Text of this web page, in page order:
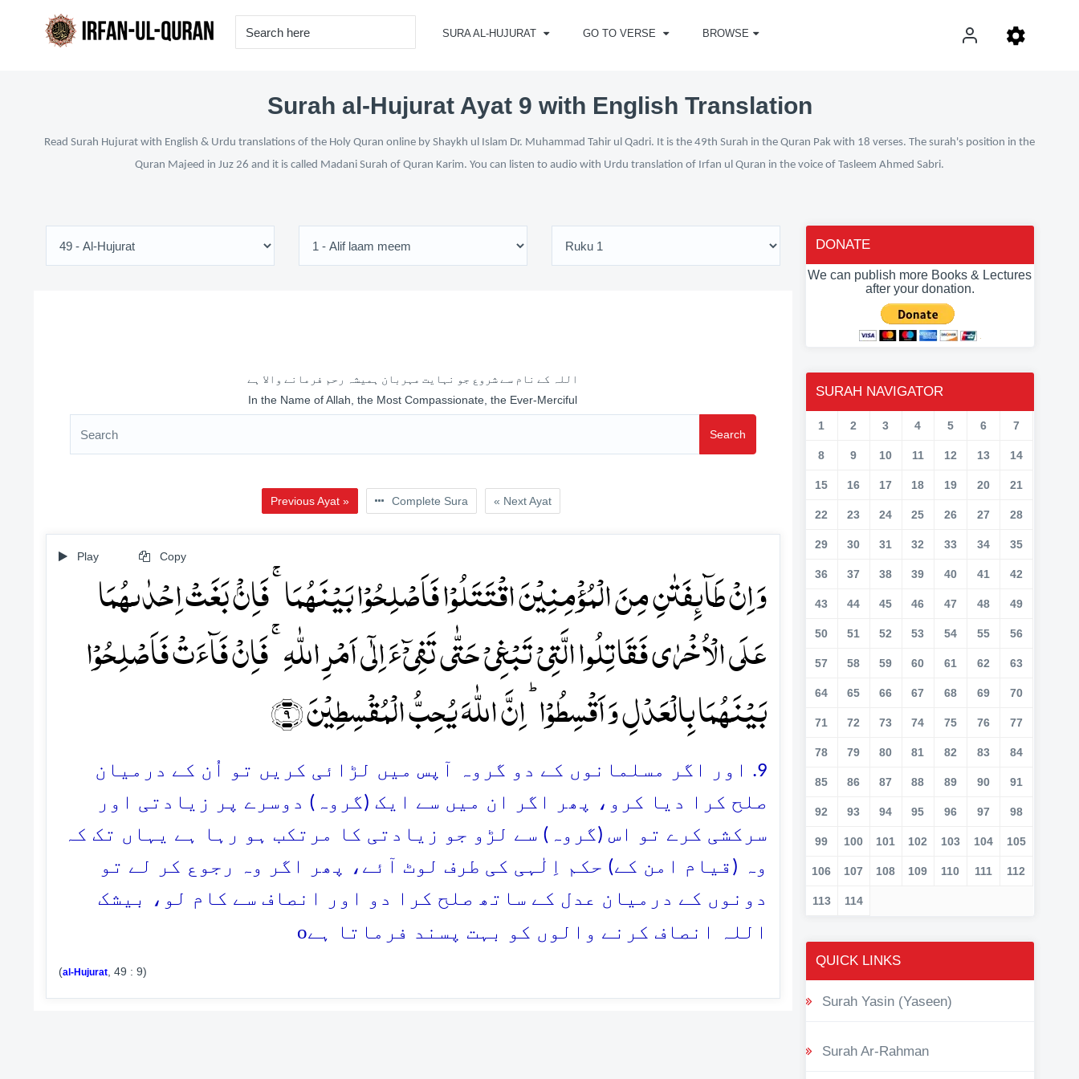
SURA AL-HUJURAT GO TO VERSE BROWSE
Surah al-Hujurat Ayat 9 with English Translation
Read Surah Hujurat with English & Urdu translations of the Holy Quran online by Shaykh ul Islam Dr. Muhammad Tahir ul Qadri. It is the 49th Surah in the Quran Pak with 18 verses. The surah's position in the
Quran Majeed in Juz 26 and it is called Madani Surah of Quran Karim. You can listen to audio with Urdu translation of Irfan ul Quran in the voice of Tasleem Ahmed Sabri.
اللہ کے نام سے شروع جو نہایت مہربان ہمیشہ رحم فرمانے والا ہے
In the Name of Allah, the Most Compassionate, the Ever-Merciful
Search
Previous Ayat » Complete Sura « Next Ayat
Play Copy
وَ اِنۡ طَآئِفَتٰنِ مِنَ الۡمُؤۡمِنِیۡنَ اقۡتَتَلُوۡا فَاَصۡلِحُوۡا بَیۡنَہُمَا ۚ فَاِنۡۢ بَغَتۡ اِحۡدٰىہُمَا
عَلَی الۡاُخۡرٰی فَقَاتِلُوا الَّتِیۡ تَبۡغِیۡ حَتّٰی تَفِیۡٓءَ اِلٰۤی اَمۡرِ اللّٰہِ ۚ فَاِنۡ فَآءَتۡ فَاَصۡلِحُوۡا
بَیۡنَہُمَا بِالۡعَدۡلِ وَ اَقۡسِطُوۡا ؕ اِنَّ اللّٰہَ یُحِبُّ الۡمُقۡسِطِیۡنَ ﴿۹﴾
9. اور اگر مسلمانوں کے دو گروہ آپس میں لڑائی کریں تو اُن کے درمیان
صلح کرا دیا کرو، پھر اگر ان میں سے ایک (گروہ) دوسرے پر زیادتی اور
سرکشی کرے تو اس (گروہ) سے لڑو جو زیادتی کا مرتکب ہو رہا ہے یہاں تک کہ
وہ (قیام امن کے) حکم اِلٰہی کی طرف لوٹ آئے، پھر اگر وہ رجوع کر لے تو
دونوں کے درمیان عدل کے ساتھ صلح کرا دو اور انصاف سے کام لو، بیشک
اللہ انصاف کرنے والوں کو بہت پسند فرماتا ہےo
(al-Hujurat, 49 : 9)
DONATE
We can publish more Books & Lectures
after your donation.
SURAH NAVIGATOR
1 2 3 4 5 6 7
8 9 10 11 12 13 14
15 16 17 18 19 20 21
22 23 24 25 26 27 28
29 30 31 32 33 34 35
36 37 38 39 40 41 42
43 44 45 46 47 48 49
50 51 52 53 54 55 56
57 58 59 60 61 62 63
64 65 66 67 68 69 70
71 72 73 74 75 76 77
78 79 80 81 82 83 84
85 86 87 88 89 90 91
92 93 94 95 96 97 98
99 100 101 102 103 104 105
106 107 108 109 110 111 112
113 114
QUICK LINKS
Surah Yasin (Yaseen)
Surah Ar-Rahman